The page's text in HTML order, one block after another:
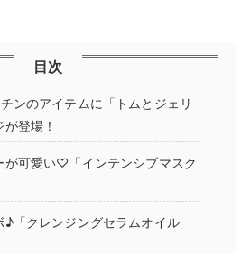
目次
ンのアイテムに「トムとジェリ
登場！
が可愛い♡「インテンシブマスク
♪「クレンジングセラムオイル